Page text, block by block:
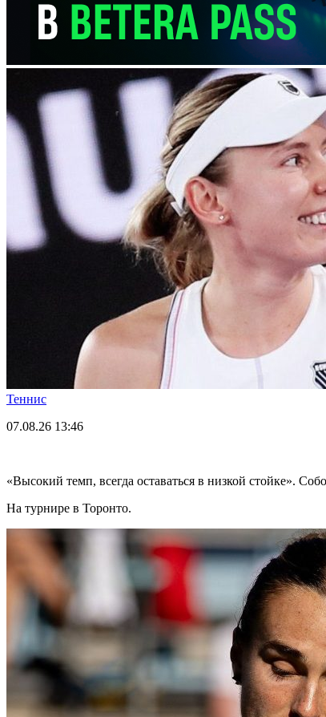
Теннис
07.08.26 13:46
«Высокий темп, всегда оставаться в низкой стойке».
На турнире в Торонто.